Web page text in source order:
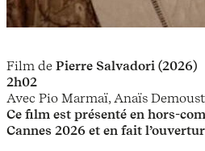
Film de Pierre Salvadori (2026)
2h02
Avec Pio Marmaï, Anaïs
Ce film est présenté en hors-
Cannes 2026 et en fait